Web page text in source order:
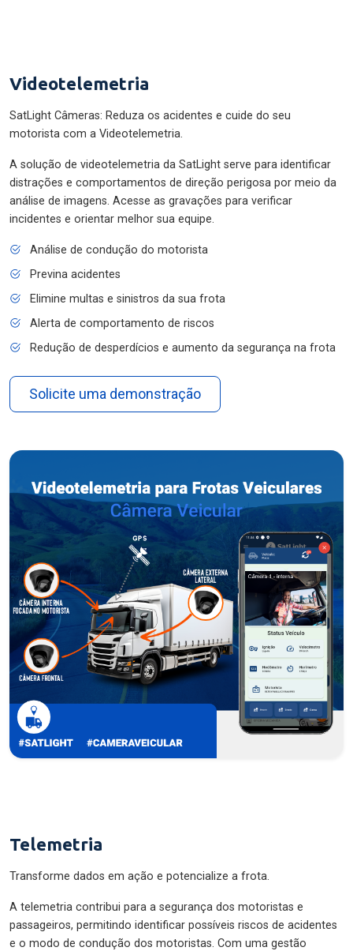
Videotelemetria
SatLight Câmeras: Reduza os acidentes e cuide do seu
motorista com a Videotelemetria.
A solução de videotelemetria da SatLight serve para identificar
distrações e comportamentos de direção perigosa por meio da
análise de imagens. Acesse as gravações para verificar
incidentes e orientar melhor sua equipe.
Análise de condução do motorista
Previna acidentes
Elimine multas e sinistros da sua frota
Alerta de comportamento de riscos
Redução de desperdícios e aumento da segurança na frota
Solicite uma demonstração
Telemetria
Transforme dados em ação e potencialize a frota.
A telemetria contribui para a segurança dos motoristas e
passageiros, permitindo identificar possíveis riscos de acidentes
e o modo de condução dos motoristas. Com uma gestão